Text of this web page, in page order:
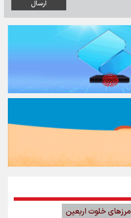
مرزهای خلوت اربعین